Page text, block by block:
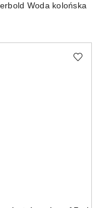
Woda kolońska